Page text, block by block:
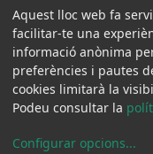
Aquest lloc web fa
facilitar-te una
informació anònima
preferències i pautes
cookies limitarà la
Podeu consultar la
Configurar opcions...